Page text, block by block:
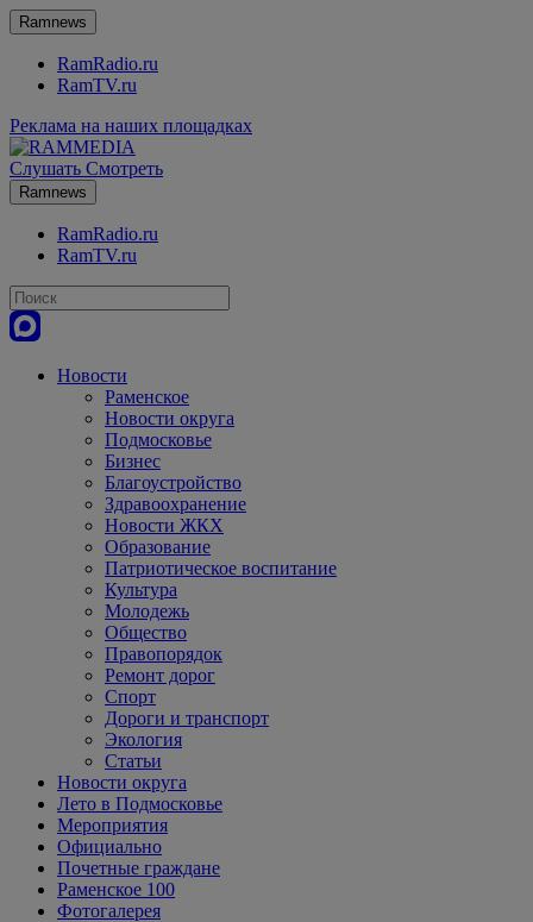
Ramnews
RamRadio.ru
RamTV.ru
Реклама на наших площадках
Слушать Смотреть
Ramnews
RamRadio.ru
RamTV.ru
Новости
Раменское
Новости округа
Подмосковье
Бизнес
Благоустройство
Здравоохранение
Новости ЖКХ
Образование
Патриотическое воспитание
Культура
Молодежь
Общество
Правопорядок
Ремонт дорог
Спорт
Дороги и транспорт
Экология
Статьи
Новости округа
Лето в Подмосковье
Мероприятия
Официально
Почетные граждане
Раменское 100
Фотогалерея